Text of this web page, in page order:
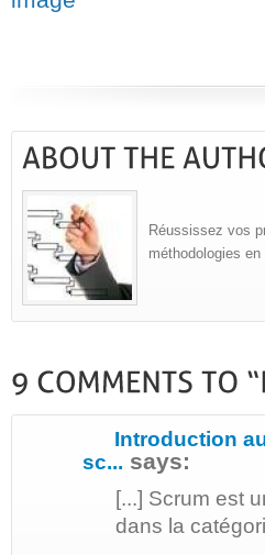
Réussissez vos
méthodologies en
Introduction
sc... says:
[...] Scrum est
dans la